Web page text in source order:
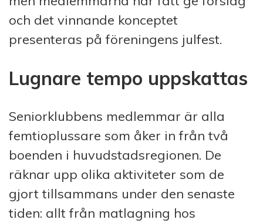
och det vinnande konceptet
presenteras på föreningens julfest.
Lugnare tempo uppskattas
Seniorklubbens medlemmar är alla
femtioplussare som åker in från två
boenden i huvudstadsregionen. De
räknar upp olika aktiviteter som de
gjort tillsammans under den senaste
tiden: allt från matlagning hos